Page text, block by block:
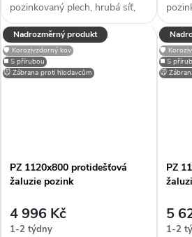
pozinkovaný plech, hrubá síť,
efektivní plocha sef 0,4413 m²,
snadno přizpůsobitelné díky
možnosti lakování RAL, zakryje
stavební otvory, užívané...
Nadrozměrný produkt
◼️ S přírubou
🛡️ Korozivzdorný kov
🐭 Zábrana proti hlodavcům
PZ 1120x800 protidešťová
žaluzie pozink
4 996 Kč
1-2 týdny
◼️ S
🛡️
🐭
PZ
5
1-2